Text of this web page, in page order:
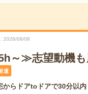
2026/08/08
～≫志望動機も
遣
らドアtoドアで30分以内